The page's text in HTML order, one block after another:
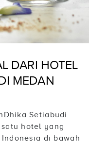
DARI HOTEL
MEDAN
Setiabudi
hotel yang
di bawah